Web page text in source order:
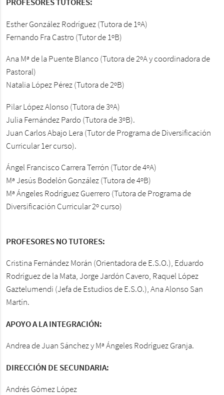
PROFESORES TUTORES:
Esther González Rodríguez (Tutora de 1ºA)
Fernando Fra Castro (Tutor de 1ºB)
Ana Mª de la Puente Blanco (Tutora de 2ºA y coordinadora de
Pastoral)
Natalia López Pérez (Tutora de 2ºB)
Pilar López Alonso (Tutora de 3ºA)
Julia Fernández Pardo (Tutora de 3ºB).
Juan Carlos Abajo Lera (Tutor de Programa de Diversificación
Curricular 1er curso).
Ángel Francisco Carrera Terrón (Tutor de 4ºA)
Mª Jesús Bodelón González (Tutora de 4ºB)
Mª Ángeles Rodríguez Guerrero (Tutora de Programa de
Diversificación Curricular 2º curso)
PROFESORES NO TUTORES:
Cristina Fernández Morán (Orientadora de E.S.O.), Eduardo
Rodríguez de la Mata, Jorge Jardón Cavero, Raquel López
Gaztelumendi (Jefa de Estudios de E.S.O.), Ana Alonso San
Martín.
APOYO A LA INTEGRACIÓN:
Andrea de Juan Sánchez y Mª Ángeles Rodríguez Granja.
DIRECCIÓN DE SECUNDARIA:
Andrés Gómez López